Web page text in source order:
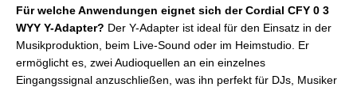
Für welche Anwendungen eignet sich der Cordial CFY 0 3
WYY Y-Adapter? Der Y-Adapter ist ideal für den Einsatz in der
Musikproduktion, beim Live-Sound oder im Heimstudio. Er
ermöglicht es, zwei Audioquellen an ein einzelnes
Eingangssignal anzuschließen, was ihn perfekt für DJs, Musiker